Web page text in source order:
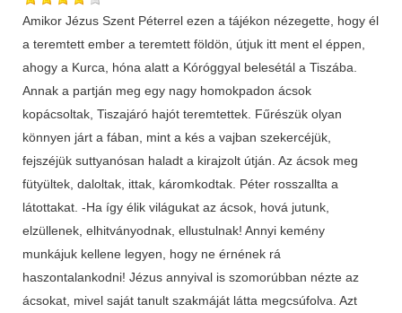
Amikor Jézus Szent Péterrel ezen a tájékon nézegette, hogy él
a teremtett ember a teremtett földön, útjuk itt ment el éppen,
ahogy a Kurca, hóna alatt a Kóróggyal belesétál a Tiszába.
Annak a partján meg egy nagy homokpadon ácsok
kopácsoltak, Tiszajáró hajót teremtettek. Fűrészük olyan
könnyen járt a fában, mint a kés a vajban szekercéjük,
fejszéjük suttyanósan haladt a kirajzolt útján. Az ácsok meg
fütyültek, daloltak, ittak, káromkodtak. Péter rosszallta a
látottakat. -Ha így élik világukat az ácsok, hová jutunk,
elzüllenek, elhitványodnak, ellustulnak! Annyi kemény
munkájuk kellene legyen, hogy ne érnének rá
haszontalankodni! Jézus annyival is szomorúbban nézte az
ácsokat, mivel saját tanult szak­máját látta megcsúfolva. Azt